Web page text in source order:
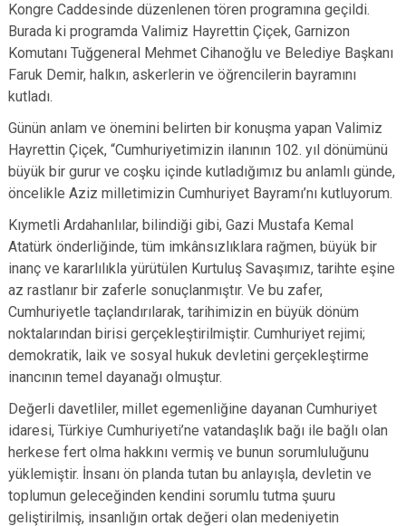
Kongre Caddesinde düzenlenen tören programına geçildi.
Burada ki programda Valimiz Hayrettin Çiçek, Garnizon
Komutanı Tuğgeneral Mehmet Cihanoğlu ve Belediye Başkanı
Faruk Demir, halkın, askerlerin ve öğrencilerin bayramını
kutladı.
Günün anlam ve önemini belirten bir konuşma yapan Valimiz
Hayrettin Çiçek, “Cumhuriyetimizin ilanının 102. yıl dönümünü
büyük bir gurur ve coşku içinde kutladığımız bu anlamlı günde,
öncelikle Aziz milletimizin Cumhuriyet Bayramı’nı kutluyorum.
Kıymetli Ardahanlılar, bilindiği gibi, Gazi Mustafa Kemal
Atatürk önderliğinde, tüm imkânsızlıklara rağmen, büyük bir
inanç ve kararlılıkla yürütülen Kurtuluş Savaşımız, tarihte eşine
az rastlanır bir zaferle sonuçlanmıştır. Ve bu zafer,
Cumhuriyetle taçlandırılarak, tarihimizin en büyük dönüm
noktalarından birisi gerçekleştirilmiştir. Cumhuriyet rejimi;
demokratik, laik ve sosyal hukuk devletini gerçekleştirme
inancının temel dayanağı olmuştur.
Değerli davetliler, millet egemenliğine dayanan Cumhuriyet
idaresi, Türkiye Cumhuriyeti’ne vatandaşlık bağı ile bağlı olan
herkese fert olma hakkını vermiş ve bunun sorumluluğunu
yüklemiştir. İnsanı ön planda tutan bu anlayışla, devletin ve
toplumun geleceğinden kendini sorumlu tutma şuuru
geliştirilmiş, insanlığın ortak değeri olan medeniyetin